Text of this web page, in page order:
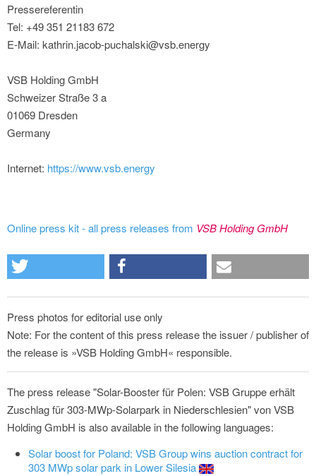
Pressereferentin
Tel: +49 351 21183 672
E-Mail: kathrin.jacob-puchalski@vsb.energy
VSB Holding GmbH
Schweizer Straße 3 a
01069 Dresden
Germany
Internet: https://www.vsb.energy
Online press kit - all press releases from VSB Holding GmbH
Press photos for editorial use only
Note: For the content of this press release the issuer / publisher of
the release is »VSB Holding GmbH« responsible.
The press release "Solar-Booster für Polen: VSB Gruppe erhält
Zuschlag für 303-MWp-Solarpark in Niederschlesien" von VSB
Holding GmbH is also available in the following languages:
Solar boost for Poland: VSB Group wins auction contract for
303 MWp solar park in Lower Silesia